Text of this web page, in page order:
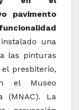
pavimento
una
las pinturas
presbiterio,
el Museo
(MNAC). La